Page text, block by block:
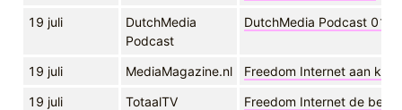
19 juli
DutchMedia
Podcast
DutchMedia Podcast 011
19 juli MediaMagazine.nl
Freedom Internet aan kop
19 juli
TotaalTV
Freedom Internet de